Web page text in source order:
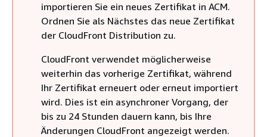
importieren Sie ein neues Zertifikat in ACM.
Ordnen Sie als Nächstes das neue Zertifikat
der CloudFront Distribution zu.
CloudFront verwendet möglicherweise
weiterhin das vorherige Zertifikat, während
Ihr Zertifikat erneuert oder erneut importiert
wird. Dies ist ein asynchroner Vorgang, der
bis zu 24 Stunden dauern kann, bis Ihre
Änderungen CloudFront angezeigt werden.